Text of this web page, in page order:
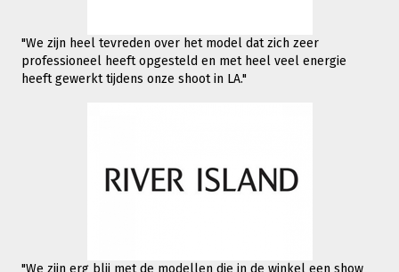
"We zijn heel tevreden over het model dat zich zeer
professioneel heeft opgesteld en met heel veel energie
heeft gewerkt tijdens onze shoot in LA."